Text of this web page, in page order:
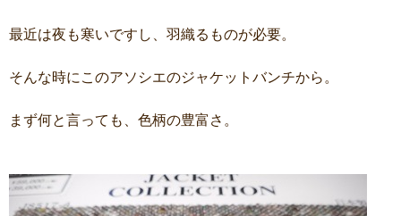
最近は夜も寒いですし、羽織るものが必要。
そんな時にこのアソシエのジャケットバンチから。
まず何と言っても、色柄の豊富さ。